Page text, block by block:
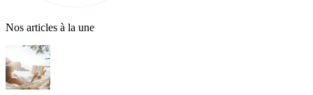
Nos articles à la une